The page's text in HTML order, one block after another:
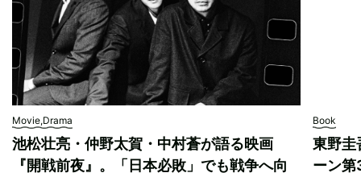
Movie,Drama
池松壮亮・仲野太賀・中村蒼が語る映画
『開戦前夜』。「日本必敗」でも戦争へ向
Book
東野圭
ーン第